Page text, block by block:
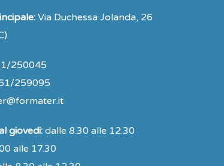
Via Duchessa Jolanda, 26
250045
259095
giovedi: dalle 8.30 alle 12.30
alle 17.30